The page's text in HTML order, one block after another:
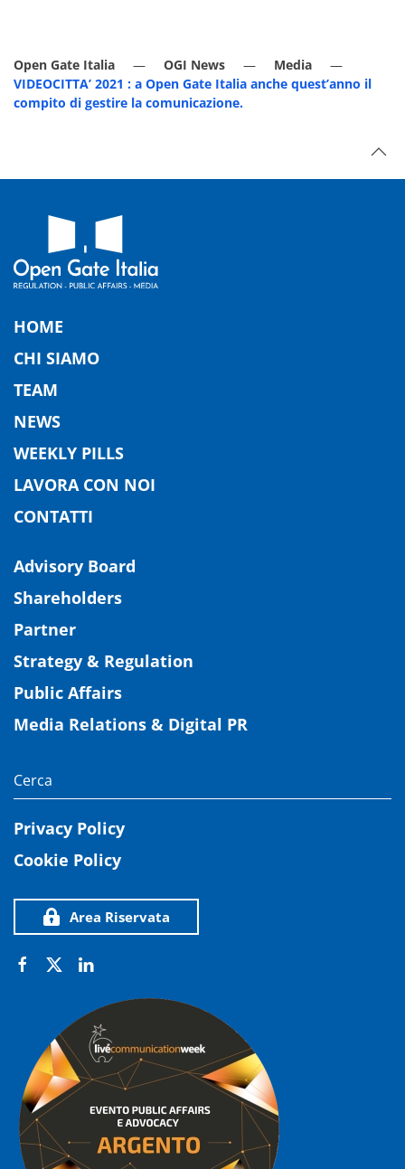
Open Gate Italia OGI News
Media
VIDEOCITTA’ 2021 : a Open Gate Italia anche quest’anno il
compito di gestire la comunicazione.
HOME
CHI SIAMO
TEAM
NEWS
WEEKLY PILLS
LAVORA CON NOI
CONTATTI
Advisory Board
Shareholders
Partner
Strategy & Regulation
Public Affairs
Media Relations & Digital PR
Privacy Policy
Cookie Policy
Area Riservata